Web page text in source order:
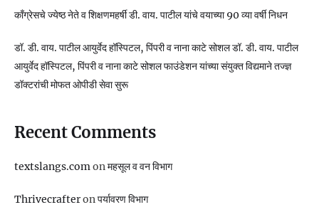
काँग्रेसचे ज्येष्ठ नेते व शिक्षणमहर्षी डी. वाय. पाटील यांचे वयाच्या 90 व्या वर्षी निधन
डॉ. डी. वाय. पाटील आयुर्वेद हॉस्पिटल, पिंपरी व नाना काटे सोशल डॉ. डी. वाय. पाटील
आयुर्वेद हॉस्पिटल, पिंपरी व नाना काटे सोशल फाउंडेशन यांच्या संयुक्त विद्यमाने तज्ज्ञ
डॉक्टरांची मोफत ओपीडी सेवा सुरू
Recent Comments
textslangs.comonमहसूल व वन विभाग
Thrivecrafteronपर्यावरण विभाग